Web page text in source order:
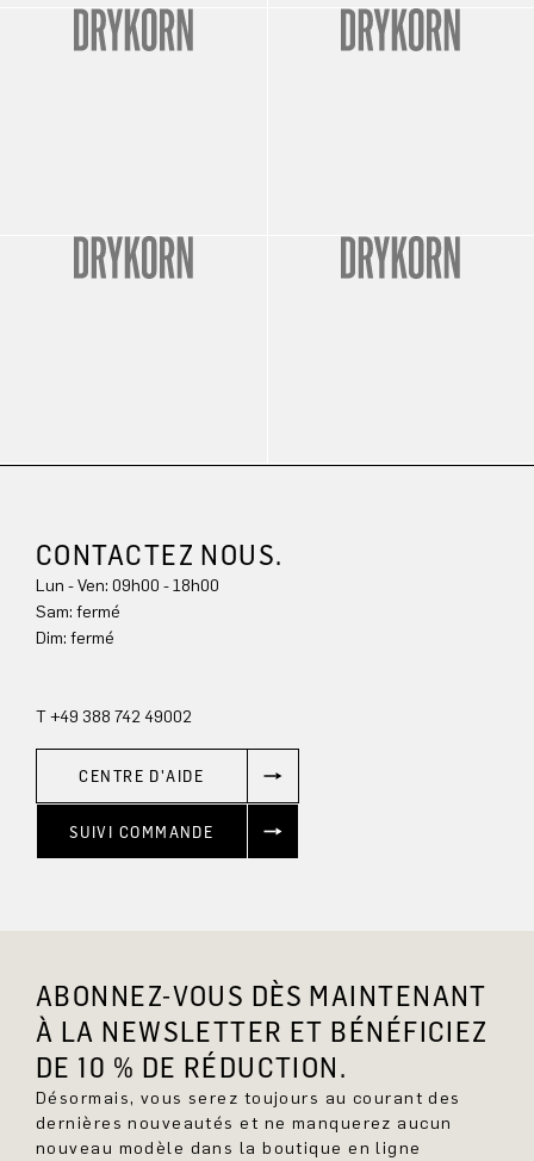
CONTACTEZ NOUS.
Lun - Ven: 09h00 - 18h00
Sam: fermé
Dim: fermé
T +49 388 742 49002
CENTRE D'AIDE
SUIVI COMMANDE
ABONNEZ-VOUS DÈS MAINTENANT
À LA NEWSLETTER ET BÉNÉFICIEZ
DE 10 % DE RÉDUCTION.
Désormais, vous serez toujours au courant des
dernières nouveautés et ne manquerez aucun
nouveau modèle dans la boutique en ligne